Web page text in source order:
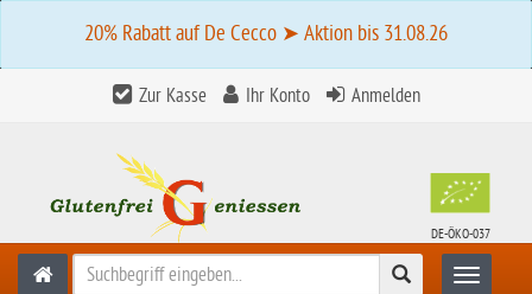
20% Rabatt auf De Cecco ➤ Aktion bis 31.08.26
Zur Kasse Ihr Konto Anmelden
DE-ÖKO-037
Suchen Toggle